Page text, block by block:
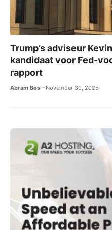
Trump’s adviseur
kandidaat voor Fed-
rapport
Abram Bos November 30, 2025